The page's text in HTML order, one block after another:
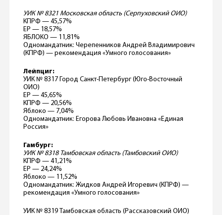
УИК № 8321 Московская область (Серпуховский ОИО)
КПРФ — 45,57%
ЕР — 18,57%
ЯБЛОКО — 11,81%
Одномандатник: Черепенников Андрей Владимирович
(КПРФ) — рекомендация «Умного голосования»
Лейпциг:
УИК № 8317 Город Санкт-Петербург (Юго-Восточный
ОИО)
ЕР — 45,65%
КПРФ — 20,56%
Яблоко — 7,04%
Одномандатник: Егорова Любовь Ивановна «Единая
Россия»
Гамбург:
УИК № 8318 Тамбовская область (Тамбовский ОИО)
КПРФ — 41,21%
ЕР — 24,24%
Яблоко — 11,52%
Одномандатник: Жидков Андрей Игоревич (КПРФ) —
рекомендация «Умного голосования»
УИК № 8319 Тамбовская область (Рассказовский ОИО)